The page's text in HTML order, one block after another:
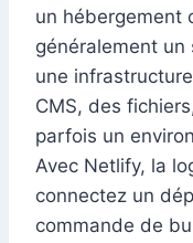
un hébergement
généralement un
une
CMS, des
parfois un
Avec Netlify, la
connectez un
commande de